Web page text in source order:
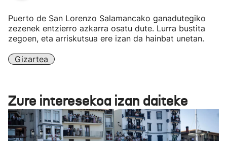
Puerto de San Lorenzo Salamancako ganadutegiko
zezenek entzierro azkarra osatu dute. Lurra bustita
zegoen, eta arriskutsua ere izan da hainbat unetan.
Gizartea
Zure interesekoa izan daiteke